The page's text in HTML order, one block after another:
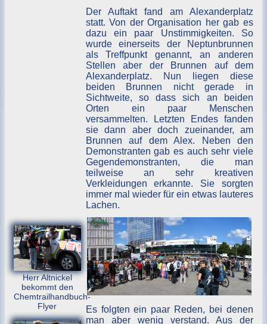
Der Auftakt fand am Alexanderplatz
statt. Von der Organisation her gab es
dazu ein paar Unstimmigkeiten. So
wurde einerseits der Neptunbrunnen
als Treffpunkt genannt, an anderen
Stellen aber der Brunnen auf dem
Alexanderplatz. Nun liegen diese
beiden Brunnen nicht gerade in
Sichtweite, so dass sich an beiden
Orten ein paar Menschen
versammelten. Letzten Endes fanden
sie dann aber doch zueinander, am
Brunnen auf dem Alex. Neben den
Demonstranten gab es auch sehr viele
Gegendemonstranten, die man
teilweise an sehr kreativen
Verkleidungen erkannte. Sie sorgten
immer mal wieder für ein etwas lauteres
Lachen.
Herr Altnickel
bekommt den
Chemtrailhandbuch-
Flyer
Es folgten ein paar Reden, bei denen
man aber wenig verstand. Aus der